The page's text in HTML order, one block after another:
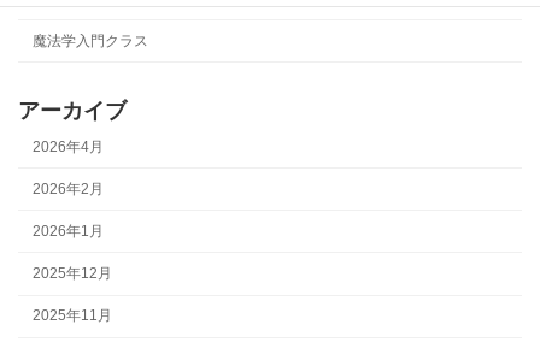
魔法学入門クラス
アーカイブ
2026年4月
2026年2月
2026年1月
2025年12月
2025年11月